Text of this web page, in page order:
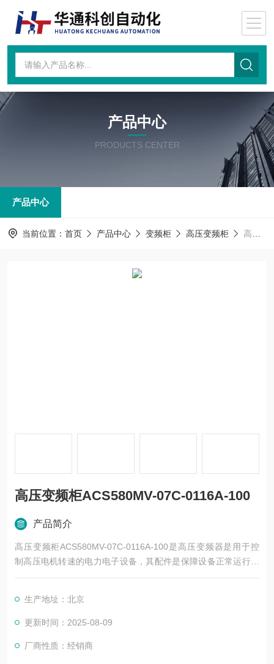
产品中心
PRODUCTS CENTER
产品中心
当前位置： 首页 产品中心 变频柜 高压变频柜 高压变频柜ACS580MV-07C-0116A-100
高压变频柜ACS580MV-07C-0116A-100
产品简介
高压变频柜ACS580MV-07C-0116A-100是高压变频器是用于控
制高压电机转速的电力电子设备，其配件是保障设备正常运行、
实现功能扩展及维护维修的重要组成部分。这些配件种类繁多，
生产地址：北京
更新时间：2025-08-09
厂商性质：经销商